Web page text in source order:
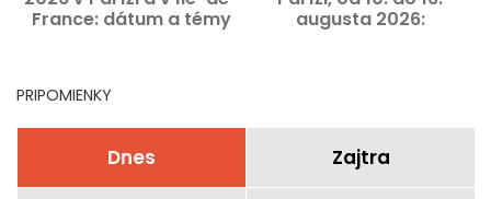
France: dátum a témy
augusta 2026:
PRIPOMIENKY
Dnes Zajtra